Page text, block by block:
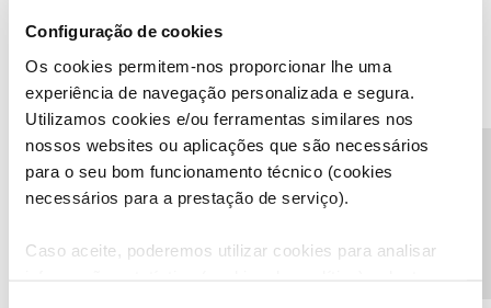
Configuração de cookies
Os cookies permitem-nos proporcionar lhe uma
experiência de navegação personalizada e segura.
Utilizamos cookies e/ou ferramentas similares nos
nossos websites ou aplicações que são necessários
para o seu bom funcionamento técnico (cookies
necessários para a prestação de serviço).
Caso aceite, poderemos utilizar cookies para analisar
@Cidália Simões , lamentamos.
lugar a acerto, uma vez que o serviço está ativo ainda.😥
Diferente seria, se efetivamente tivéssemos a sua formalização.
Ajude a comunidade a encontrar informação relevante. Marque
como "Melhor Resposta" e faça "Like" nos melhores comentários.